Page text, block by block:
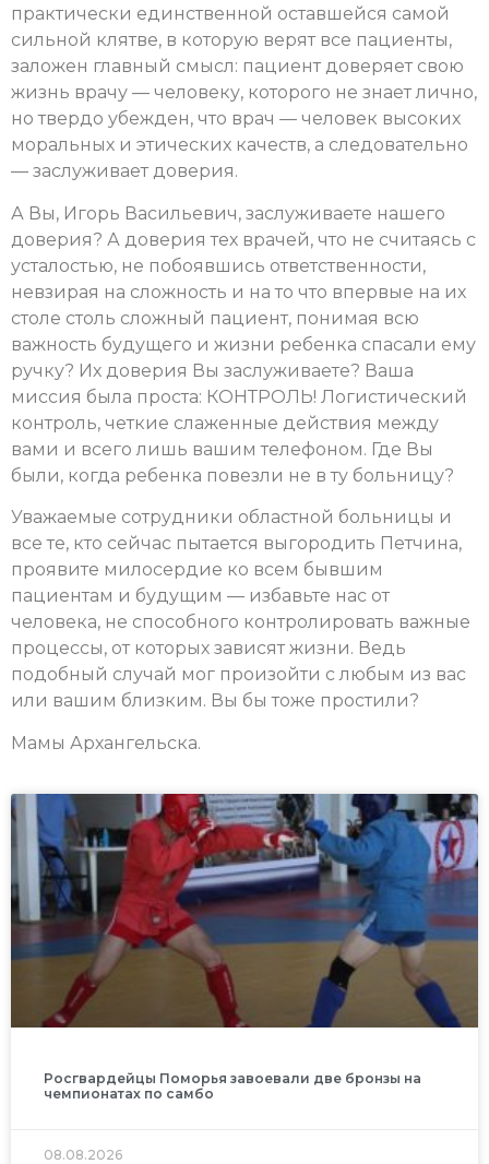
практически единственной оставшейся самой
сильной клятве, в которую верят все пациенты,
заложен главный смысл: пациент доверяет свою
жизнь врачу — человеку, которого не знает лично,
но твердо убежден, что врач — человек высоких
моральных и этических качеств, а следовательно
— заслуживает доверия.
А Вы, Игорь Васильевич, заслуживаете нашего
доверия? А доверия тех врачей, что не считаясь с
усталостью, не побоявшись ответственности,
невзирая на сложность и на то что впервые на их
столе столь сложный пациент, понимая всю
важность будущего и жизни ребенка спасали ему
ручку? Их доверия Вы заслуживаете? Ваша
миссия была проста: КОНТРОЛЬ! Логистический
контроль, четкие слаженные действия между
вами и всего лишь вашим телефоном. Где Вы
были, когда ребенка повезли не в ту больницу?
Уважаемые сотрудники областной больницы и
все те, кто сейчас пытается выгородить Петчина,
проявите милосердие ко всем бывшим
пациентам и будущим — избавьте нас от
человека, не способного контролировать важные
процессы, от которых зависят жизни. Ведь
подобный случай мог произойти с любым из вас
или вашим близким. Вы бы тоже простили?
Мамы Архангельска.
Росгвардейцы Поморья завоевали две бронзы на
чемпионатах по самбо
08.08.2026